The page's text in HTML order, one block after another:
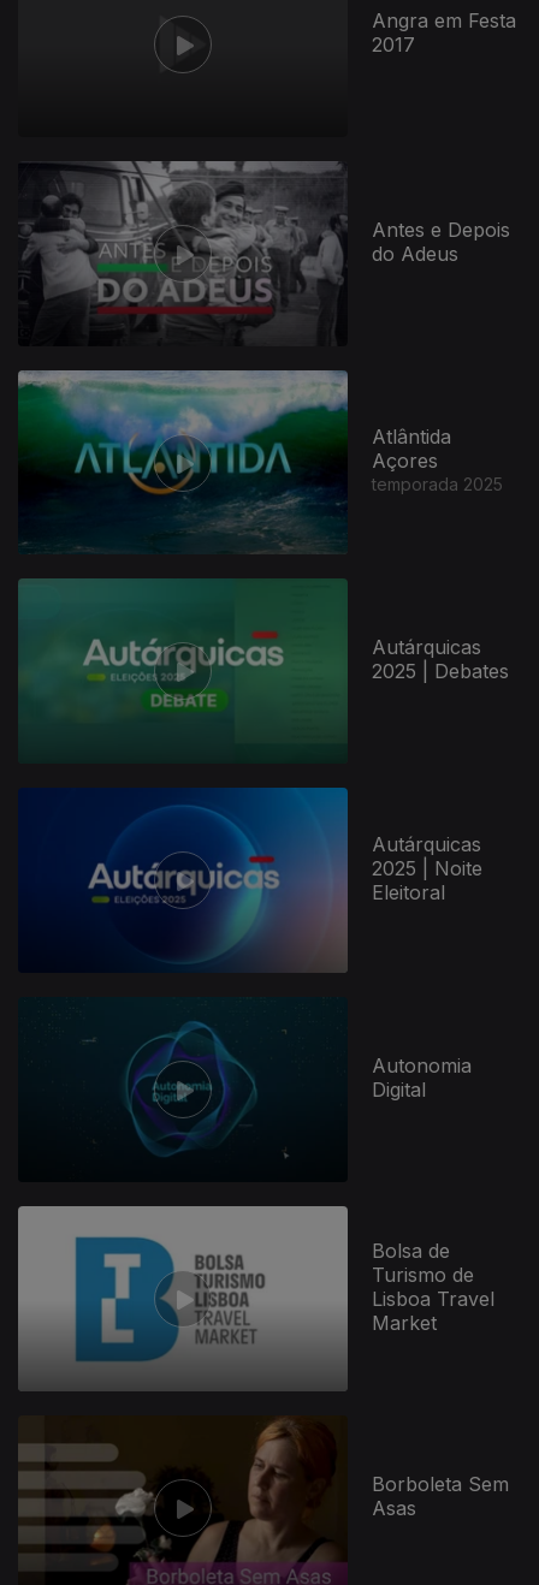
Angra em Festa
2017
Antes e Depois
do Adeus
Atlântida
Açores
temporada 2025
Autárquicas
2025 | Debates
Autárquicas
2025 | Noite
Eleitoral
Autonomia
Digital
Bolsa de
Turismo de
Lisboa Travel
Market
Borboleta Sem
Asas